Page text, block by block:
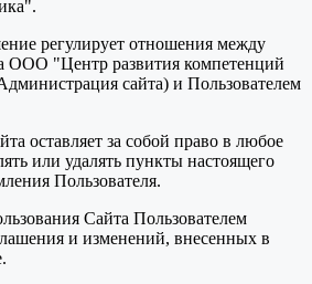
регулирует отношения между
ООО "Центр развития компетенций
сайта) и Пользователем
оставляет за собой право в любое
или удалять пункты настоящего
Пользователя.
Сайта Пользователем
и изменений, внесенных в